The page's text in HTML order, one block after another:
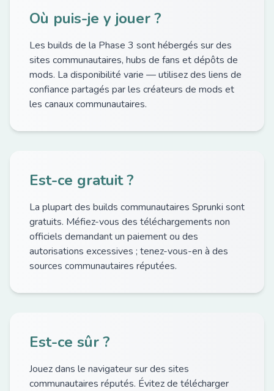
Où puis-je y jouer ?
Les builds de la Phase 3 sont hébergés sur des
sites communautaires, hubs de fans et dépôts de
mods. La disponibilité varie — utilisez des liens de
confiance partagés par les créateurs de mods et
les canaux communautaires.
Est-ce gratuit ?
La plupart des builds communautaires Sprunki sont
gratuits. Méfiez-vous des téléchargements non
officiels demandant un paiement ou des
autorisations excessives ; tenez-vous-en à des
sources communautaires réputées.
Est-ce sûr ?
Jouez dans le navigateur sur des sites
communautaires réputés. Évitez de télécharger